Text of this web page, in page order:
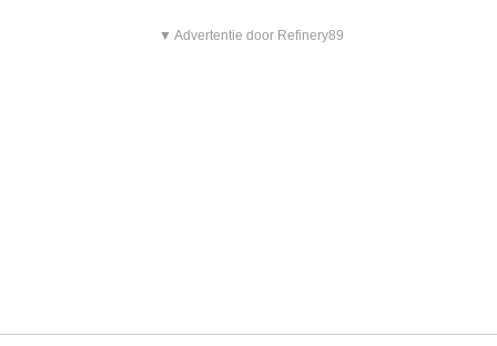
▼ Advertentie door Refinery89